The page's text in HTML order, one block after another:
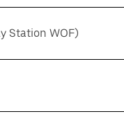
Station WOF)